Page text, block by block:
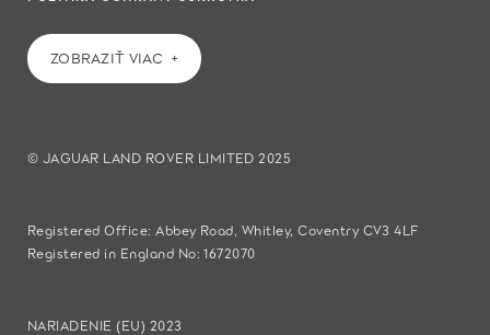
ZOBRAZIŤ VIAC
© JAGUAR LAND ROVER LIMITED 2025
Registered Office: Abbey Road, Whitley, Coventry CV3 4LF
Registered in England No: 1672070
NARIADENIE (EU) 2023